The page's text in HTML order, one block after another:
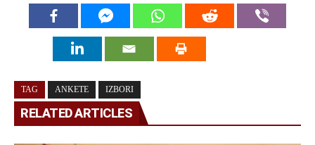
TAG ANKETE IZBORI
RELATED ARTICLES